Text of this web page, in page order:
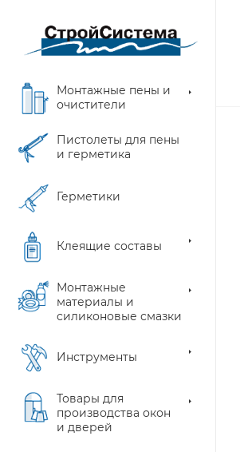
Монтажные пены и
очистители
Пистолеты для пены
и герметика
Герметики
Клеящие составы
Монтажные
материалы и
силиконовые смазки
Инструменты
Товары для
производства окон
и дверей